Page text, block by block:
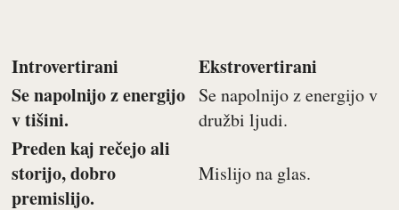
Introvertirani
Ekstrovertirani
Se napolnijo z energijo
v tišini.
Se napolnijo z energijo v
družbi ljudi.
Preden kaj rečejo ali
storijo, dobro
premislijo.
Mislijo na glas.